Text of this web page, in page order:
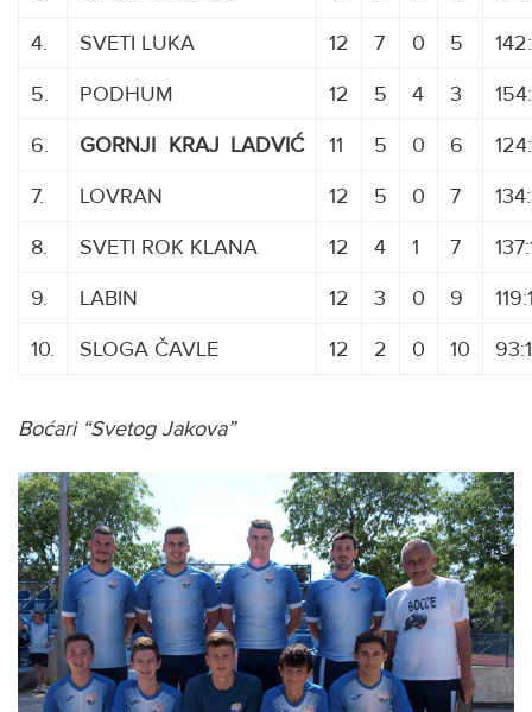
4.
SVETI LUKA 12 7 0 5
5.
PODHUM 12 5 4 3
6.
GORNJI KRAJ LADVIĆ 11 5 0 6
7.
LOVRAN 12 5 0 7
8.
SVETI ROK KLANA 12 4 1 7
9.
LABIN 12 3 0 9
10.
SLOGA ČAVLE 12 2 0 10
Boćari “Svetog Jakova”